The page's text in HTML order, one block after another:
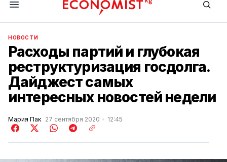
Economist.kg
НОВОСТИ
Расходы партий и глубокая
реструктуризация госдолга.
Дайджест самых
интересных новостей недели
Мария Пак 27 сентября 2020 12:45